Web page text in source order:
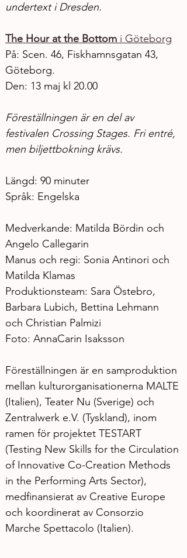
undertext i Dresden.
The Hour at the Bottom i Göteborg
På: Scen. 46, Fiskhamnsgatan 43,
Göteborg.
Den: 13 maj kl 20.00
Föreställningen är en del av
festivalen Crossing Stages. Fri entré,
men biljettbokning krävs.
Längd: 90 minuter
Språk: Engelska
Medverkande: Matilda Bördin och
Angelo Callegarin
Manus och regi: Sonia Antinori och
Matilda Klamas
Produktionsteam: Sara Östebro,
Barbara Lubich, Bettina Lehmann
och Christian Palmizi
Foto: AnnaCarin Isaksson
Föreställningen är en samproduktion
mellan kulturorganisationerna MALTE
(Italien), Teater Nu (Sverige) och
Zentralwerk e.V. (Tyskland), inom
ramen för projektet TESTART
(Testing New Skills for the Circulation
of Innovative Co-Creation Methods
in the Performing Arts Sector),
medfinansierat av Creative Europe
och koordinerat av Consorzio
Marche Spettacolo (Italien).